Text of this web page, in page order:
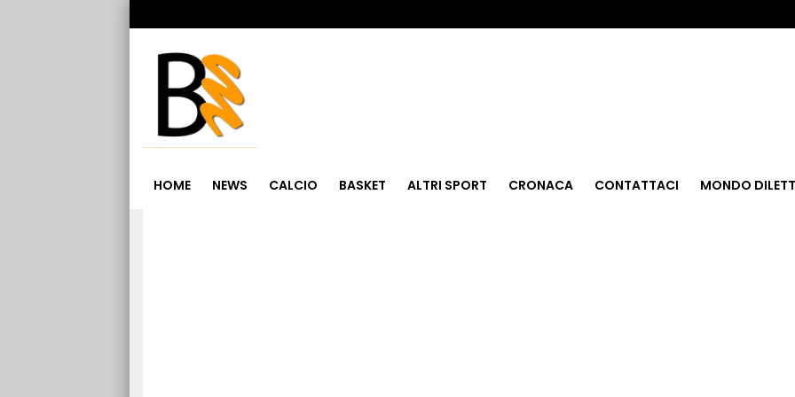
HOME NEWS CALCIO BASKET ALTRI SPORT CRONACA CONTATTACI MONDO